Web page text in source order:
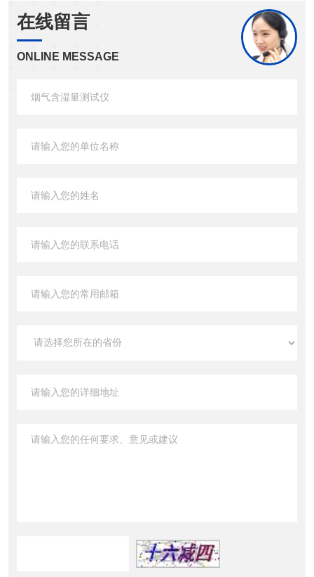
在线留言
ONLINE MESSAGE